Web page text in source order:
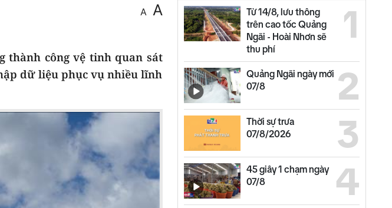
A A
thành công vệ tinh quan sát
dữ liệu phục vụ nhiều lĩnh
1
Từ 14/8, lưu thông
trên cao tốc Quảng
Ngãi - Hoài Nhơn sẽ
thu phí
2
Quảng Ngãi ngày mới
07/8
3
Thời sự trưa
07/8/2026
4
45 giây 1 chạm ngày
07/8